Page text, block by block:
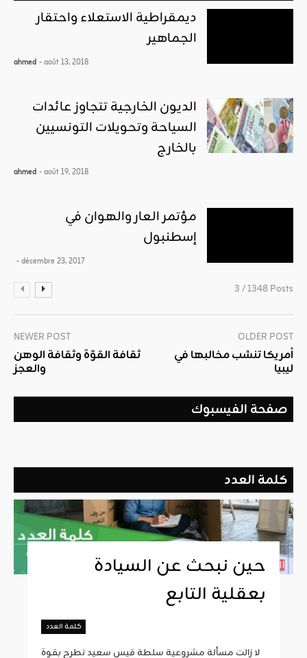
ديمقراطية الاستعلاء واحتقار
الجماهير
ahmed - août 13, 2018
الديون الخارجية تتجاوز عائدات
السياحة وتحويلات التونسيين
بالخارج
ahmed - août 19, 2018
مؤتمر العار والهوان في
إسطنبول
- décembre 23, 2017
3 / 1348 Posts
NEWER POST
ثقافة القوّة وثقافة الوهن
والعجز
OLDER POST
أمريكا تنشب مخالبها في
ليبيا
صفحة الفيسبوك
كلمة العدد
حين نبحث عن السيادة
بعقلية التابع
كلمة العدد
لا زالت مسألة مشروعية سلطة قيس سعيد تطرح بقوة